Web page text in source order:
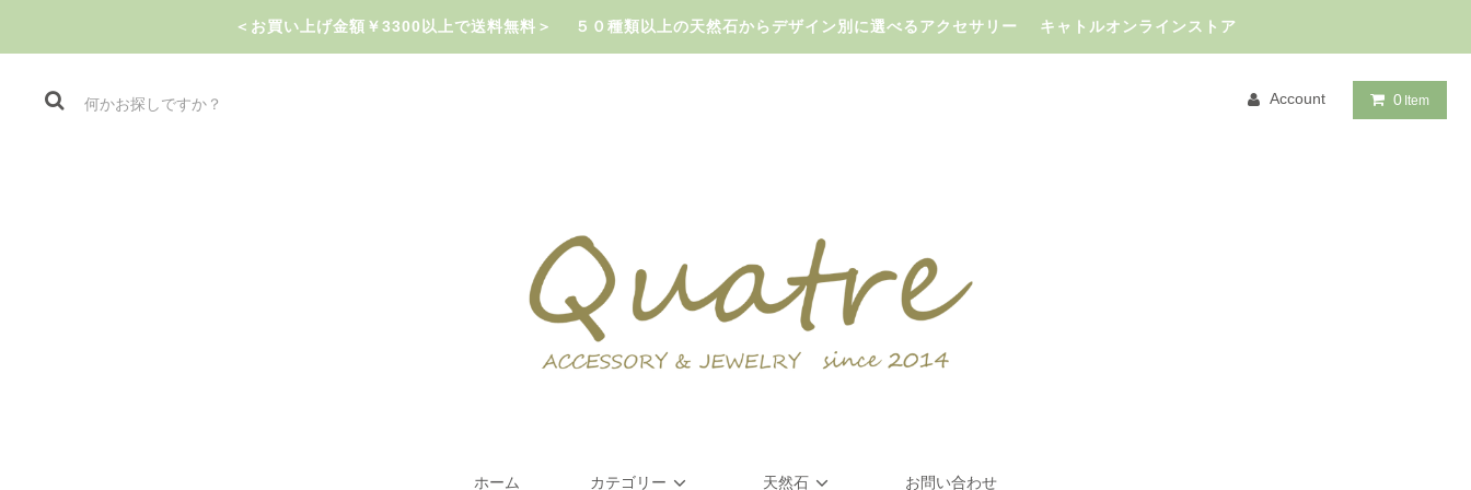
＜お買い上げ金額￥3300以上で送料無料＞ ５０種類以上の天然石からデザイン別に選べるアクセサリー キャトルオンラインストア
Account 0 Item
ホーム カテゴリー 天然石 お問い合わせ